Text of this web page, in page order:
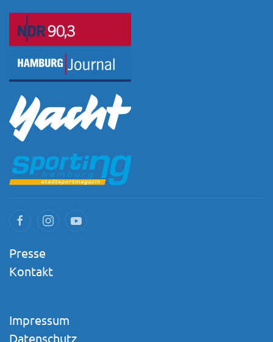
Presse
Kontakt
Impressum
Datenschutz